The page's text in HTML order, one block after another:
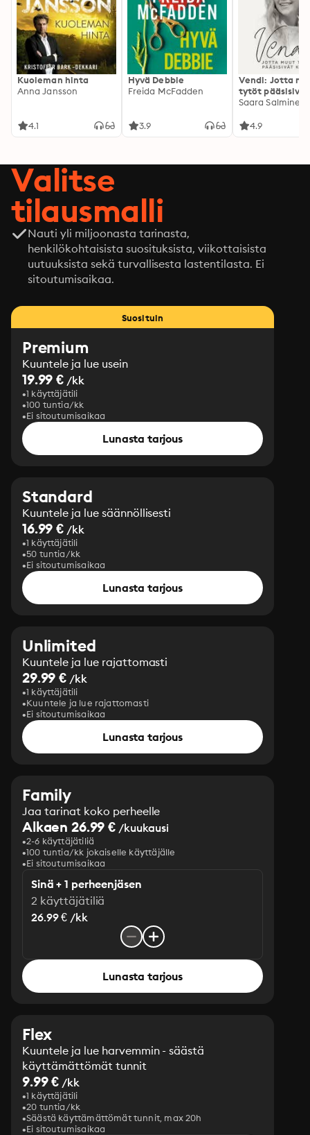
Kuoleman hinta
Anna Jansson
4.1
Hyvä Debbie
Freida McFadden
3.9
Vendi: Jotta
tytöt pääsisivät
kotiin
Saara Salminen
4.9
Valitse
tilausmalli
Nauti yli miljoonasta tarinasta,
henkilökohtaisista suosituksista, viikottaisista
uutuuksista sekä turvallisesta lastentilasta. Ei
sitoutumisaikaa.
Suosituin
Premium
Kuuntele ja lue usein
19.99 € /kk
1 käyttäjätili
100 tuntia/kk
Ei sitoutumisaikaa
Lunasta tarjous
Standard
Kuuntele ja lue säännöllisesti
16.99 € /kk
1 käyttäjätili
50 tuntia/kk
Ei sitoutumisaikaa
Lunasta tarjous
Unlimited
Kuuntele ja lue rajattomasti
29.99 € /kk
1 käyttäjätili
Kuuntele ja lue rajattomasti
Ei sitoutumisaikaa
Lunasta tarjous
Family
Jaa tarinat koko perheelle
Alkaen 26.99 € /kuukausi
2-6 käyttäjätiliä
100 tuntia/kk jokaiselle käyttäjälle
Ei sitoutumisaikaa
Sinä + 1 perheenjäsen
2 käyttäjätiliä
26.99 € /kk
Lunasta tarjous
Flex
Kuuntele ja lue harvemmin - säästä
käyttämättömät tunnit
9.99 € /kk
1 käyttäjätili
20 tuntia/kk
Säästä käyttämättömät tunnit, max 20h
Ei sitoutumisaikaa